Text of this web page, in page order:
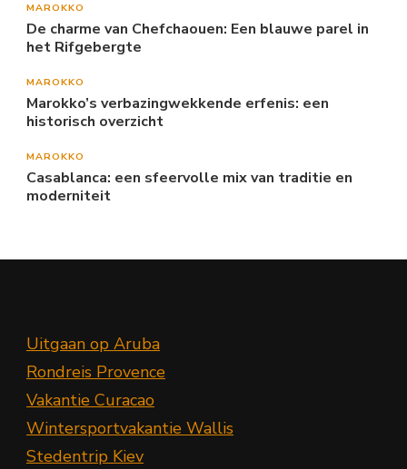
MAROKKO
De charme van Chefchaouen: Een blauwe parel in
het Rifgebergte
MAROKKO
Marokko’s verbazingwekkende erfenis: een
historisch overzicht
MAROKKO
Casablanca: een sfeervolle mix van traditie en
moderniteit
Uitgaan op Aruba
Rondreis Provence
Vakantie Curacao
Wintersportvakantie Wallis
Stedentrip Kiev